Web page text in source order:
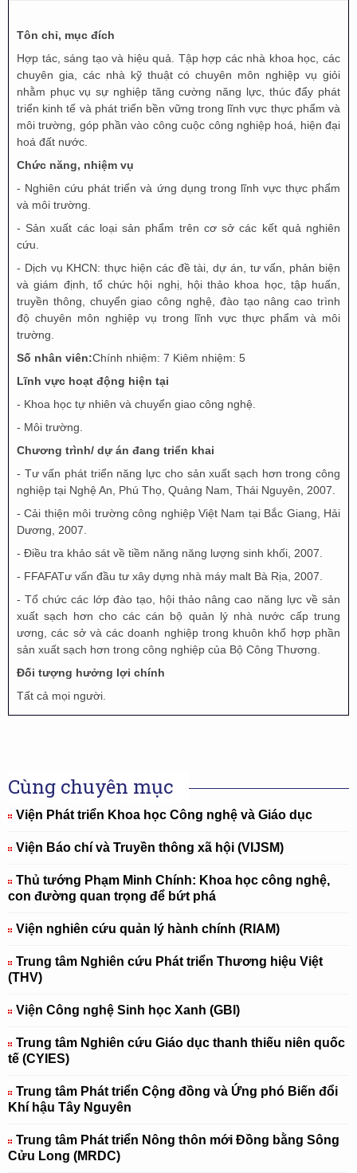
Tôn chỉ, mục đích
Hợp tác, sáng tạo và hiệu quả. Tập hợp các nhà khoa học, các
chuyên gia, các nhà kỹ thuật có chuyên môn nghiệp vụ giỏi
nhằm phục vụ sự nghiệp tăng cư­ờng năng lực, thúc đẩy phát
triển kinh tế và phát triển bền vững trong lĩnh vực thực phẩm và
môi trường, góp phần vào công cuộc công nghiệp hoá, hiện đại
hoá đất nước.
Chức năng, nhiệm vụ
- Nghiên cứu phát triển và ứng dụng trong lĩnh vực thực phẩm
và môi trường.
- Sản xuất các loại sản phẩm trên cơ sở các kết quả nghiên
cứu.
- Dịch vụ KHCN: thực hiện các đề tài, dự án, tư vấn, phản biện
và giám định, tổ chức hội nghị, hội thảo khoa học, tập huấn,
truyền thông, chuyển giao công nghệ, đào tạo nâng cao trình
độ chuyên môn nghiệp vụ trong lĩnh vực thực phẩm và môi
trường.
Số nhân viên:Chính nhiệm: 7 Kiêm nhiệm: 5
Lĩnh vực hoạt động hiện tại
- Khoa học tự nhiên và chuyển giao công nghệ.
- Môi trường.
Chương trình/ dự án đang triển khai
- Tư vấn phát triển năng lực cho sản xuất sạch hơn trong công
nghiệp tại Nghệ An, Phú Thọ, Quảng Nam, Thái Nguyên, 2007.
- Cải thiện môi trường công nghiệp Việt Nam tại Bắc Giang, Hải
Dư­ơng, 2007.
- Điều tra khảo sát về tiềm năng năng lư­ợng sinh khối, 2007.
- FFAFATư vấn đầu tư­ xây dựng nhà máy malt Bà Rịa, 2007.
- Tổ chức các lớp đào tạo, hội thảo nâng cao năng lực về sản
xuất sạch hơn cho các cán bộ quản lý nhà nước cấp trung
ương, các sở và các doanh nghiệp trong khuôn khổ hợp phần
sản xuất sạch hơn trong công nghiệp của Bộ Công Thương.
Đối tượng hưởng lợi chính
Tất cả mọi người.
Cùng chuyên mục
Viện Phát triển Khoa học Công nghệ và Giáo dục
Viện Báo chí và Truyền thông xã hội (VIJSM)
Thủ tướng Phạm Minh Chính: Khoa học công nghệ,
con đường quan trọng để bứt phá
Viện nghiên cứu quản lý hành chính (RIAM)
Trung tâm Nghiên cứu Phát triển Thương hiệu Việt
(THV)
Viện Công nghệ Sinh học Xanh (GBI)
Trung tâm Nghiên cứu Giáo dục thanh thiếu niên quốc
tế (CYIES)
Trung tâm Phát triển Cộng đồng và Ứng phó Biến đổi
Khí hậu Tây Nguyên
Trung tâm Phát triển Nông thôn mới Đồng bằng Sông
Cửu Long (MRDC)